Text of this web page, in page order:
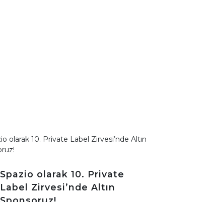
Spazio olarak 10. Private
Label Zirvesi’nde Altın